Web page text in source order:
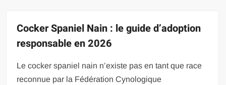
Cocker Spaniel Nain : le guide d’adoption
responsable en 2026
Le cocker spaniel nain n’existe pas en tant que race
reconnue par la Fédération Cynologique